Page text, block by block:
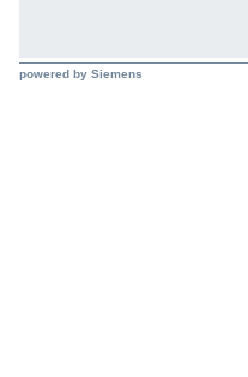
powered by Siemens